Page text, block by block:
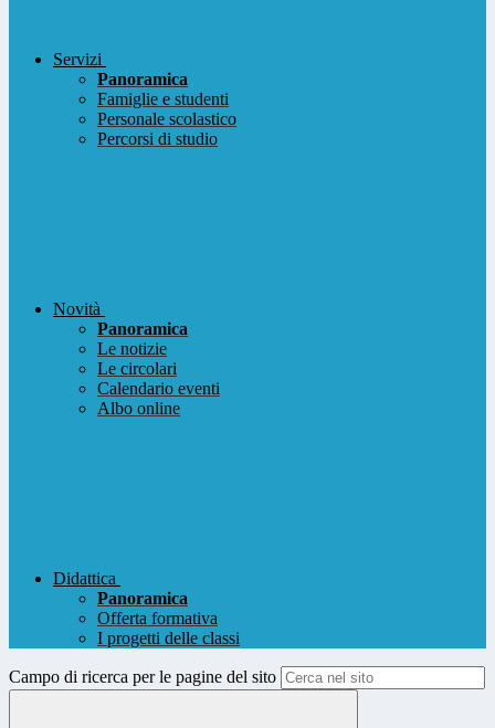
Servizi
Panoramica
Famiglie e studenti
Personale scolastico
Percorsi di studio
Novità
Panoramica
Le notizie
Le circolari
Calendario eventi
Albo online
Didattica
Panoramica
Offerta formativa
I progetti delle classi
Campo di ricerca per le pagine del sito